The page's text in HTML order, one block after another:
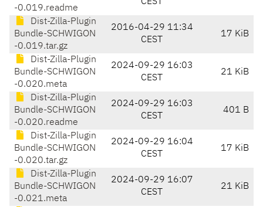
-0.019.readme
Dist-Zilla-Plugin
Bundle-SCHWIGON
-0.019.tar.gz
2016-04-29 11:34
CEST
17 KiB
Dist-Zilla-Plugin
Bundle-SCHWIGON
-0.020.meta
2024-09-29 16:03
CEST
21 KiB
Dist-Zilla-Plugin
Bundle-SCHWIGON
-0.020.readme
2024-09-29 16:03
CEST
401 B
Dist-Zilla-Plugin
Bundle-SCHWIGON
-0.020.tar.gz
2024-09-29 16:04
CEST
17 KiB
Dist-Zilla-Plugin
Bundle-SCHWIGON
-0.021.meta
2024-09-29 16:07
CEST
21 KiB